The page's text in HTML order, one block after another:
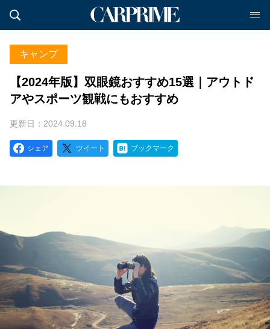
キャンプ
【2024年版】双眼鏡おすすめ15選｜アウトド
アやスポーツ観戦にもおすすめ
更新日：2024.09.18
シェア ツイート ブックマーク